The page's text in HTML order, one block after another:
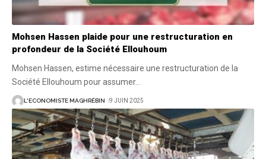
Mohsen Hassen plaide pour une restructuration en
profondeur de la Société Ellouhoum
Mohsen Hassen, estime nécessaire une restructuration de la
Société Ellouhoum pour assumer…
L'ECONOMISTE MAGHRÉBIN 9 JUIN 2025